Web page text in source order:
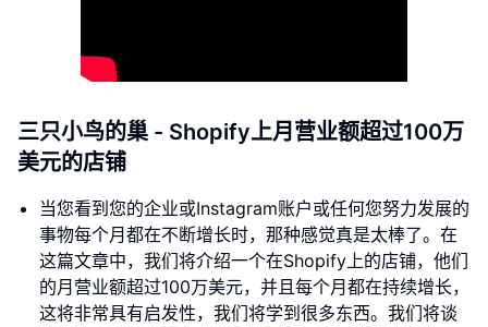
三只小鸟的巢 - Shopify上月营业额超过100万
美元的店铺
当您看到您的企业或Instagram账户或任何您努力发展的
事物每个月都在不断增长时，那种感觉真是太棒了。在
这篇文章中，我们将介绍一个在Shopify上的店铺，他们
的月营业额超过100万美元，并且每个月都在持续增长，
这将非常具有启发性，我们将学到很多东西。我们将谈